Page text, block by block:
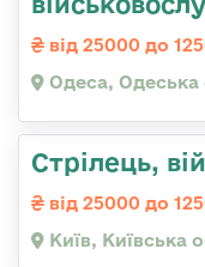
від 25000 до
Одеса, Одеська
Стpілець,
від 25000 до
Київ, Київська